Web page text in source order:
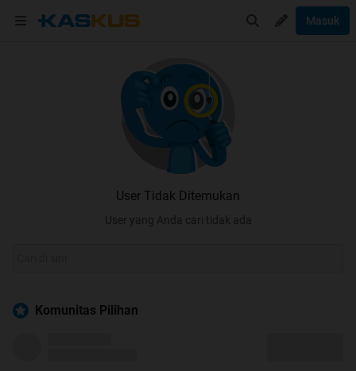
Masuk
User Tidak Ditemukan
User yang Anda cari tidak ada
Komunitas Pilihan